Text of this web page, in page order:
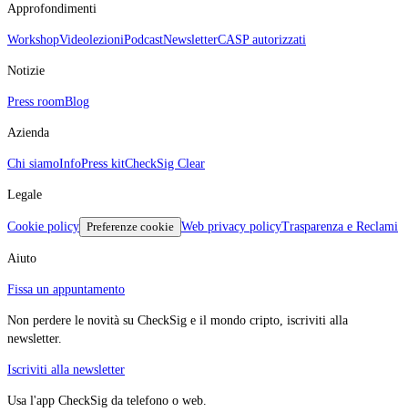
Approfondimenti
WorkshopVideolezioniPodcastNewsletterCASP autorizzati
Notizie
Press roomBlog
Azienda
Chi siamoInfoPress kitCheckSig Clear
Legale
Cookie policy Preferenze cookie Web privacy policyTrasparenza e Reclami
Aiuto
Fissa un appuntamento
Non perdere le novità su CheckSig e il mondo cripto, iscriviti alla
newsletter.
Iscriviti alla newsletter
Usa l'app CheckSig da telefono o web.